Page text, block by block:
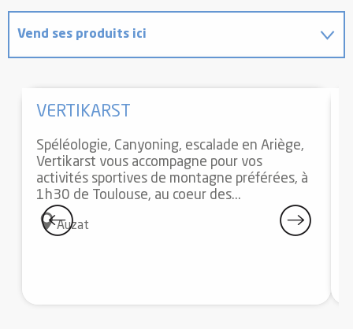
Vend ses produits ici
VERTIKARST
Spéléologie, Canyoning, escalade en Ariège,
Vertikarst vous accompagne pour vos
activités sportives de montagne préférées, à
1h30 de Toulouse, au coeur des...
Auzat